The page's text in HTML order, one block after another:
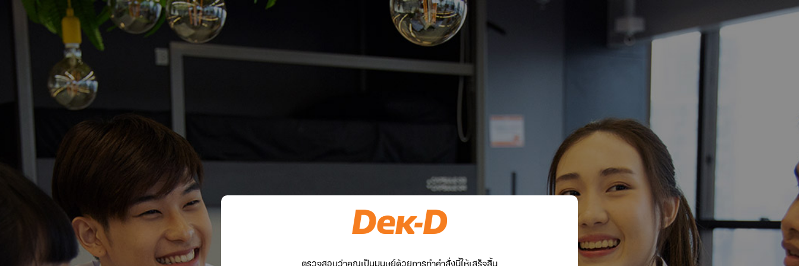
ตรวจสอบว่าคุณเป็นมนุษย์ด้วยการทำคำสั่งนี้ให้เสร็จสิ้น